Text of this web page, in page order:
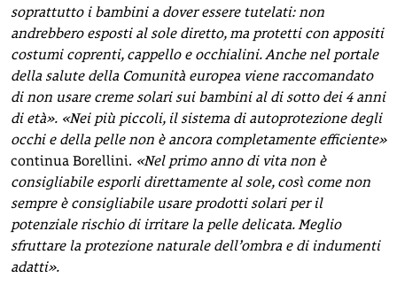
soprattutto i bambini a dover essere tutelati: non
andrebbero esposti al sole diretto, ma protetti con appositi
costumi coprenti, cappello e occhialini. Anche nel portale
della salute della Comunità europea viene raccomandato
di non usare creme solari sui bambini al di sotto dei 4 anni
di età». «Nei più piccoli, il sistema di autoprotezione degli
occhi e della pelle non è ancora completamente efficiente»
continua Borellini. «Nel primo anno di vita non è
consigliabile esporli direttamente al sole, così come non
sempre è consigliabile usare prodotti solari per il
potenziale rischio di irritare la pelle delicata. Meglio
sfruttare la protezione naturale dell’ombra e di indumenti
adatti».